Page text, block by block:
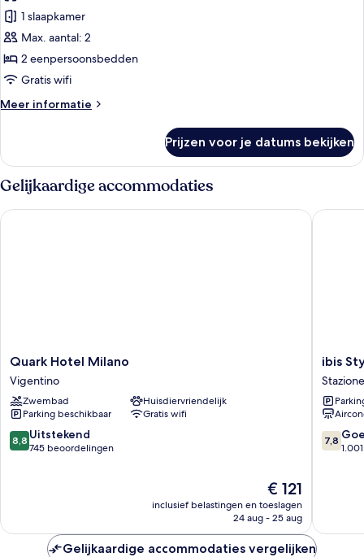
Standaard
Twin
kamer
laden
1 slaapkamer
Max. aantal: 2
2 eenpersoonsbedden
Gratis wifi
Meer informatie
Meer
Twin
kamer
Prijzen voor je datums bekijken
Gelijkaardige accommodaties
Quark
Hotel
Milano
Vigentino
Quark Hotel Milano
Vigentino
Zwembad
Huisdiervriendelijk
Parking beschikbaar
Gratis wifi
8.8
van
8,8 Uitstekend
745 beoordelingen
De
prijs
is
€ 121
inclusief belastingen en toeslagen
24 aug - 25 aug
Quark Hotel Milano
ibis
Styles
Milano
Centro
Stazione
Centrale
ibis
7.8
van
7,8
ibis
Gelijkaardige accommodaties vergelijken